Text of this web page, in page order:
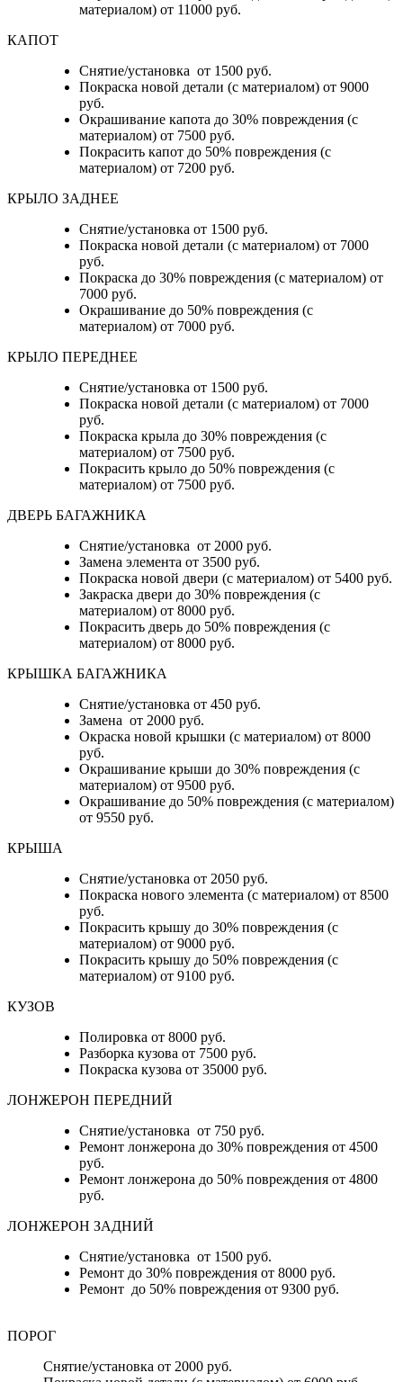
материалом) от 11000 руб.
КАПОТ
Снятие/установка от 1500 руб.
Покраска новой детали (с материалом) от 9000
руб.
Окрашивание капота до 30% повреждения (с
материалом) от 7500 руб.
Покрасить капот до 50% повреждения (с
материалом) от 7200 руб.
КРЫЛО ЗАДНЕЕ
Снятие/установка от 1500 руб.
Покраска новой детали (с материалом) от 7000
руб.
Покраска до 30% повреждения (с материалом) от
7000 руб.
Окрашивание до 50% повреждения (с
материалом) от 7000 руб.
КРЫЛО ПЕРЕДНЕЕ
Снятие/установка от 1500 руб.
Покраска новой детали (с материалом) от 7000
руб.
Покраска крыла до 30% повреждения (с
материалом) от 7500 руб.
Покрасить крыло до 50% повреждения (с
материалом) от 7500 руб.
ДВЕРЬ БАГАЖНИКА
Снятие/установка от 2000 руб.
Замена элемента от 3500 руб.
Покраска новой двери (с материалом) от 5400 руб.
Закраска двери до 30% повреждения (с
материалом) от 8000 руб.
Покрасить дверь до 50% повреждения (с
материалом) от 8000 руб.
КРЫШКА БАГАЖНИКА
Снятие/установка от 450 руб.
Замена от 2000 руб.
Окраска новой крышки (с материалом) от 8000
руб.
Окрашивание крыши до 30% повреждения (с
материалом) от 9500 руб.
Окрашивание до 50% повреждения (с материалом)
от 9550 руб.
КРЫША
Снятие/установка от 2050 руб.
Покраска нового элемента (с материалом) от 8500
руб.
Покрасить крышу до 30% повреждения (с
материалом) от 9000 руб.
Покрасить крышу до 50% повреждения (с
материалом) от 9100 руб.
КУЗОВ
Полировка от 8000 руб.
Разборка кузова от 7500 руб.
Покраска кузова от 35000 руб.
ЛОНЖЕРОН ПЕРЕДНИЙ
Снятие/установка от 750 руб.
Ремонт лонжерона до 30% повреждения от 4500
руб.
Ремонт лонжерона до 50% повреждения от 4800
руб.
ЛОНЖЕРОН ЗАДНИЙ
Снятие/установка от 1500 руб.
Ремонт до 30% повреждения от 8000 руб.
Ремонт до 50% повреждения от 9300 руб.
ПОРОГ
Снятие/установка от 2000 руб.